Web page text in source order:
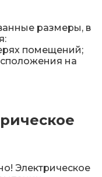
размеры, в
помещений;
на
Электрическое